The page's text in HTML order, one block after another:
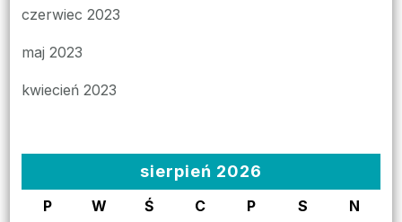
czerwiec 2023
maj 2023
kwiecień 2023
sierpień 2026
P W Ś C P S
N